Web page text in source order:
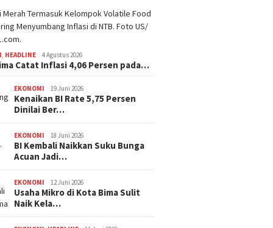
, HEADLINE 4 Agustus 2026
Catat Inflasi 4,06 Persen pada…
EKONOMI 19 Juni 2026
Kenaikan BI Rate 5,75 Persen
Dinilai Ber…
EKONOMI 18 Juni 2026
BI Kembali Naikkan Suku Bunga
Acuan Jadi…
EKONOMI 12 Juni 2026
Usaha Mikro di Kota Bima Sulit
Naik Kela…